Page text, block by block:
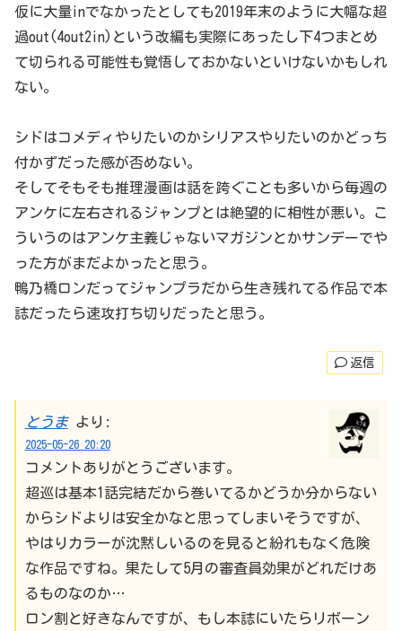
仮に大量inでなかったとしても2019年末のように大幅な超
過out(4out2in)という改編も実際にあったし下4つまとめ
て切られる可能性も覚悟しておかないといけないかもしれ
ない。
シドはコメディやりたいのかシリアスやりたいのかどっち
付かずだった感が否めない。
そしてそもそも推理漫画は話を跨ぐことも多いから毎週の
アンケに左右されるジャンプとは絶望的に相性が悪い。こ
ういうのはアンケ主義じゃないマガジンとかサンデーでや
った方がまだよかったと思う。
鴨乃橋ロンだってジャンプラだから生き残れてる作品で本
誌だったら速攻打ち切りだったと思う。
返信
とうま より:
2025-05-26 20:20
コメントありがとうございます。
超巡は基本1話完結だから巻いてるかどうか分からない
からシドよりは安全かなと思ってしまいそうですが、
やはりカラーが沈黙しいるのを見ると紛れもなく危険
な作品ですね。果たして5月の審査員効果がどれだけあ
るものなのか…
ロン割と好きなんですが、もし本誌にいたらリボーン